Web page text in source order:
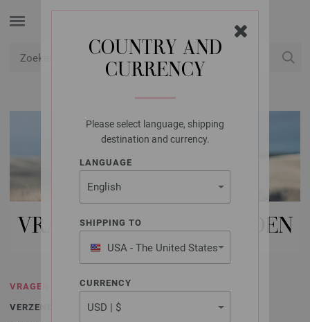
COUNTRY AND
CURRENCY
Please select language, shipping
destination and currency.
LANGUAGE
SHIPPING TO
USA - The United States
of America
CURRENCY
VRAGEN EN ANTWOORDEN
VRAGEN EN ANTWOORDEN
VERZENDKOSTEN